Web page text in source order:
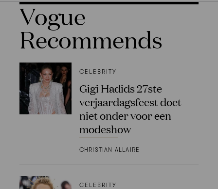
Vogue
Recommends
CELEBRITY
Gigi Hadids 27ste
verjaardagsfeest doet
niet onder voor een
modeshow
CHRISTIAN ALLAIRE
CELEBRITY